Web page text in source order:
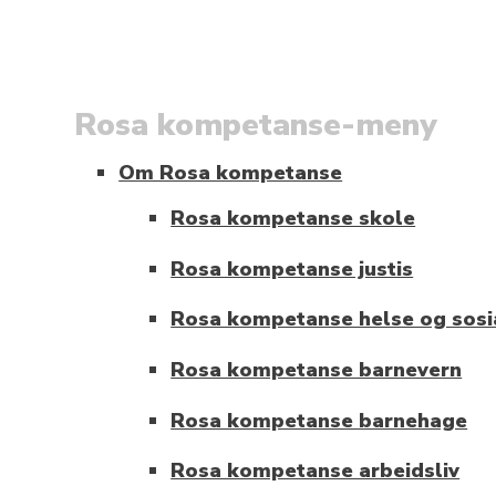
Rosa kompetanse-meny
Om Rosa kompetanse
Rosa kompetanse skole
Rosa kompetanse justis
Rosa kompetanse helse og
Rosa kompetanse barnevern
Rosa kompetanse barnehage
Rosa kompetanse arbeidsliv